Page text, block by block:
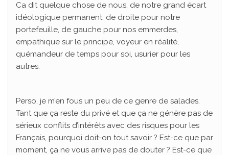
Ca dit quelque chose de nous, de notre grand écart
idéologique permanent, de droite pour notre
portefeuille, de gauche pour nos emmerdes,
empathique sur le principe, voyeur en réalité,
quémandeur de temps pour soi, usurier pour les
autres.
Perso, je m’en fous un peu de ce genre de salades.
Tant que ça reste du privé et que ça ne génère pas de
sérieux conflits d’intérêts avec des risques pour les
Français, pourquoi doit-on tout savoir ? Est-ce que par
moment, ça ne vous arrive pas de douter ? Est-ce que